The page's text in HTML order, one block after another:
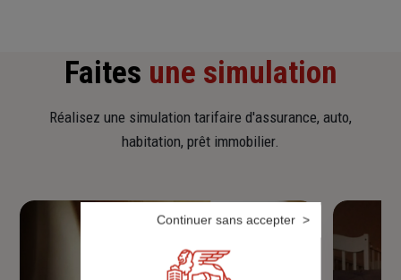
Faites une simulation
Réalisez une simulation tarifaire d'assurance, auto,
habitation, prêt immobilier.
Continuer sans accepter